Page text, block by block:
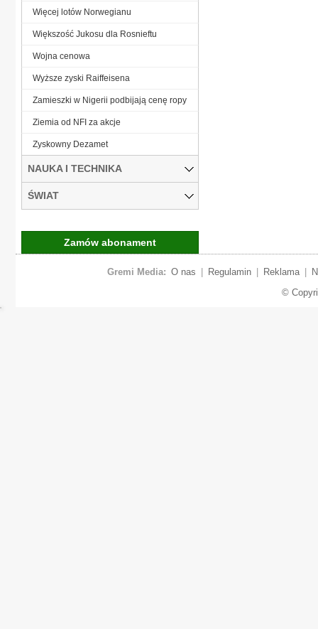
Więcej lotów Norwegianu
Większość Jukosu dla Rosnieftu
Wojna cenowa
Wyższe zyski Raiffeisena
Zamieszki w Nigerii podbijają cenę ropy
Ziemia od NFI za akcje
Zyskowny Dezamet
NAUKA I TECHNIKA
ŚWIAT
Zamów abonament
Gremi Media: O nas Regulamin Reklama
©